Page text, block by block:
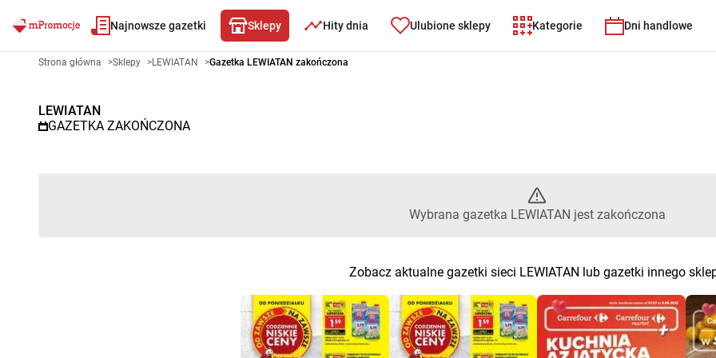
Najnowsze gazetki Sklepy Hity dnia Ulubione sklepy Kategorie Dni handlowe
Gazetka promocyjna LEWIATAN – Wybrana gazetka LEWIATAN
Strona główna >Sklepy >LEWIATAN >Gazetka LEWIATAN zakończona
LEWIATAN
GAZETKA ZAKOŃCZONA
Wybrana gazetka LEWIATAN jest zakończona
Zobacz aktualne gazetki sieci LEWIATAN lub gazetki innego